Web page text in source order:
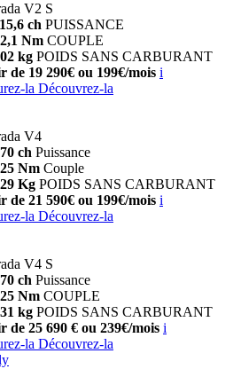
V2 S
ch PUISSANCE
Nm COUPLE
kg POIDS SANS CARBURANT
de 19 290€ ou 199€/mois i
la Découvrez-la
V4
ch Puissance
Nm Couple
Kg POIDS SANS CARBURANT
de 21 590€ ou 199€/mois i
la Découvrez-la
V4 S
ch Puissance
Nm COUPLE
kg POIDS SANS CARBURANT
de 25 690 € ou 239€/mois i
la Découvrez-la